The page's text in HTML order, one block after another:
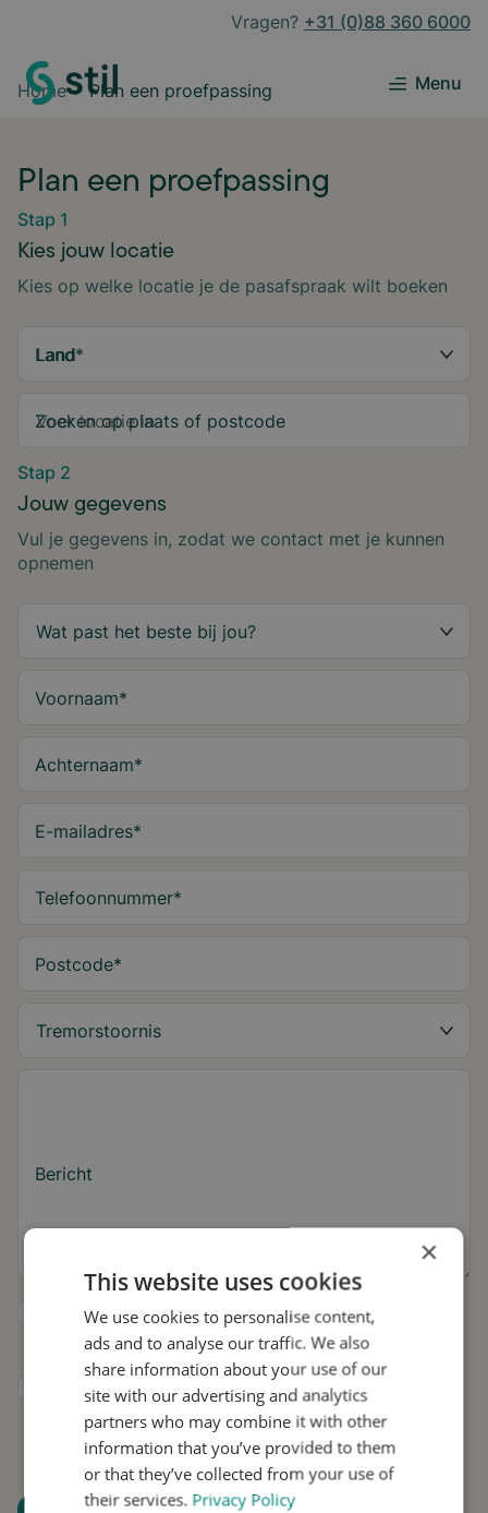
Vragen? +31 (0)88 360 6000
Menu
Home Plan een proefpassing
Plan een proefpassing
Stap 1
Kies jouw locatie
Kies op welke locatie je de pasafspraak wilt boeken
Land*
Zoeken op plaats of postcode
Stap 2
Jouw gegevens
Vul je gegevens in, zodat we contact met je kunnen
opnemen
Voornaam*
Achternaam*
E-mailadres*
Telefoonnummer*
Postcode*
Bericht
Ja, ik wil tips over de tremor en updates
over Stil ontvangen.
Ik geef Stil toestemming om mijn gegevens
te gebruiken voor onderzoek en
verspreiding, in overeenstemming met het
privacybeleid.*
×
This website uses cookies
We use cookies to personalise content,
ads and to analyse our traffic. We also
share information about your use of our
site with our advertising and analytics
partners who may combine it with other
information that you’ve provided to them
or that they’ve collected from your use of
their services. Privacy Policy